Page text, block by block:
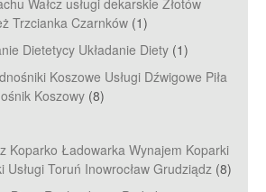
Wałcz usługi dekarskie Złotów
Trzcianka Czarnków (1)
Dietetycy Układanie Diety (1)
Koszowe Usługi Dźwigowe Piła
Koszowy (8)
Koparko Ładowarka Wynajem Koparki
Toruń Inowrocław Grudziądz (8)